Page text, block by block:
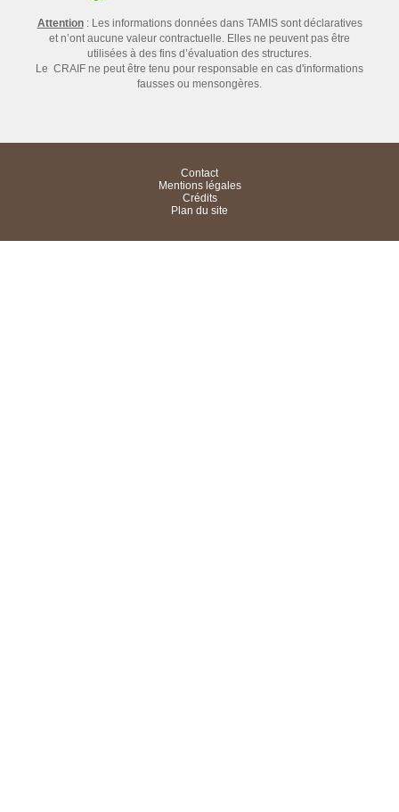
Attention: Les informations données dans TAMIS sont déclaratives
et n’ont aucune valeur contractuelle. Elles ne peuvent pas être
utilisées à des fins d’évaluation des structures.
Le CRAIF ne peut être tenu pour responsable en cas d'informations
fausses ou mensongères.
Contact
Mentions légales
Crédits
Plan du site